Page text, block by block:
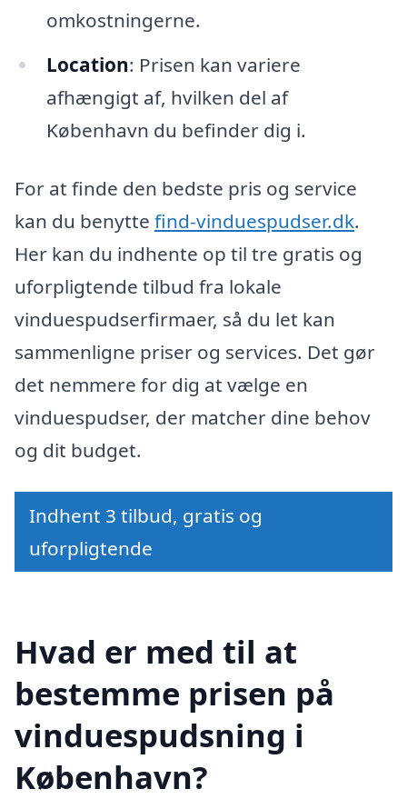
omkostningerne.
Location: Prisen kan variere
afhængigt af, hvilken del af
København du befinder dig i.
For at finde den bedste pris og service
kan du benytte find-vinduespudser.dk.
Her kan du indhente op til tre gratis og
uforpligtende tilbud fra lokale
vinduespudserfirmaer, så du let kan
sammenligne priser og services. Det gør
det nemmere for dig at vælge en
vinduespudser, der matcher dine behov
og dit budget.
Indhent 3 tilbud, gratis og
uforpligtende
Hvad er med til at
bestemme prisen på
vinduespudsning i
København?